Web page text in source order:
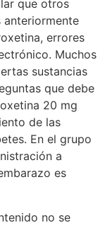
que otros
anteriormente
errores
Muchos
sustancias
que debe
20 mg
de las
En el grupo
a
es
no se